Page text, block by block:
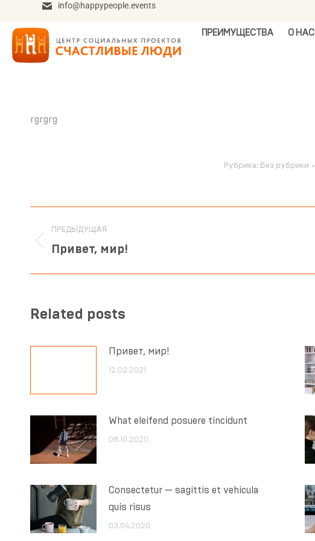
info@happypeople.events
ПРЕИМУЩЕСТВА О НАС
rgrgrg
Рубрика: Без рубрики
ПРЕДЫДУЩАЯ
Привет, мир!
Related posts
Привет, мир!
12.02.2021
What eleifend posuere tincidunt
08.10.2020
Consectetur — sagittis et vehicula
quis risus
03.04.2020